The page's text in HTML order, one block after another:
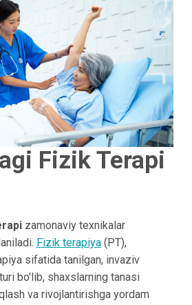
Fizik Terapi
zamonaviy texnikalar
Fizik terapiya(PT),
sifatida tanilgan, invaziv
bo'lib, shaxslarning tanasi
va rivojlantirishga yordam